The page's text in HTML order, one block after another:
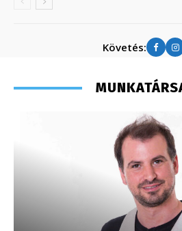
Követés: